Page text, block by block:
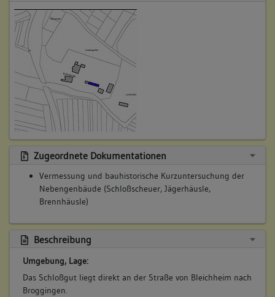
Zugeordnete Dokumentationen
Vermessung und bauhistorische Kurzuntersuchung der
Nebengenbäude (Schloßscheuer, Jägerhäusle,
Brennhäusle)
Beschreibung
Umgebung, Lage:
Das Schloßgut liegt direkt an der Straße von Bleichheim nach
Broggingen.